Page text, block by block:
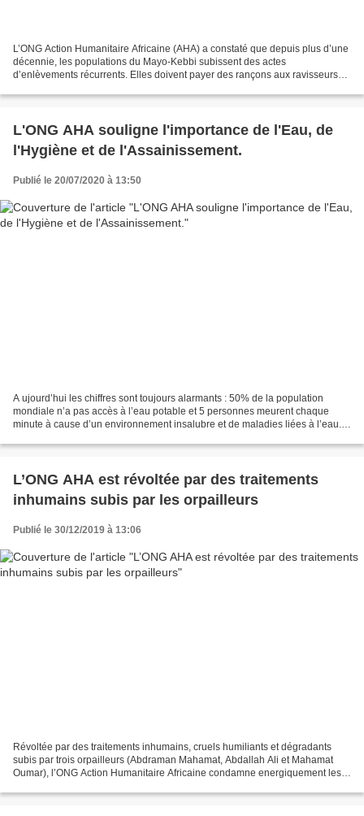
L’ONG Action Humanitaire Africaine (AHA) a constaté que depuis plus d’une
décennie, les populations du Mayo-Kebbi subissent des actes
d’enlèvements récurrents. Elles doivent payer des rançons aux ravisseurs
L'ONG AHA souligne l'importance de l'Eau, de
l'Hygiène et de l'Assainissement.
Publié le 20/07/2020 à 13:50
A ujourd’hui les chiffres sont toujours alarmants : 50% de la population
mondiale n’a pas accès à l’eau potable et 5 personnes meurent chaque
minute à cause d’un environnement insalubre et de maladies liées à l’eau.
L’ONG AHA est révoltée par des traitements
inhumains subis par les orpailleurs
Publié le 30/12/2019 à 13:06
Révoltée par des traitements inhumains, cruels humiliants et dégradants
subis par trois orpailleurs (Abdraman Mahamat, Abdallah Ali et Mahamat
Oumar), l’ONG Action Humanitaire Africaine condamne energiquement les